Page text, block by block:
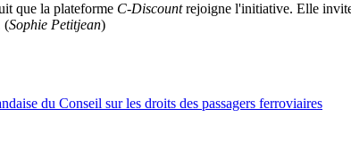
que la plateforme C-Discountrejoigne l'initiative. Elle invite
(Sophie Petitjean)
du Conseil sur les droits des passagers ferroviaires